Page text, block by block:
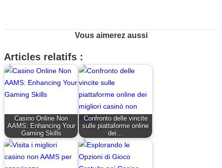
Vous aimerez aussi
Articles relatifs :
Casino Online Non
AAMS: Enhancing Your
Gaming Skills
Confronto delle vincite
sulle piattaforme online
dei…